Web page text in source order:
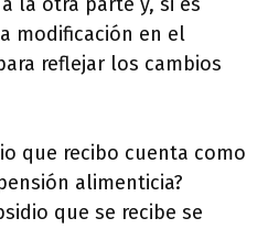
modificación en el
reflejar los cambios
que recibo cuenta como
alimenticia?
que se recibe se